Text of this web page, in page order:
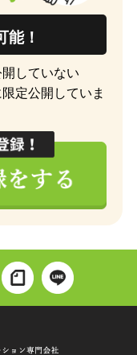
能！
していない
定公開していま